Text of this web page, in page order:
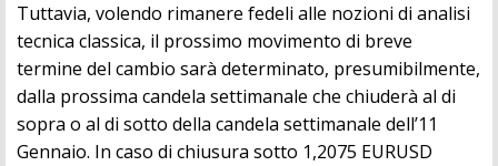
Tuttavia, volendo rimanere fedeli alle nozioni di analisi
tecnica classica, il prossimo movimento di breve
termine del cambio sarà determinato, presumibilmente,
dalla prossima candela settimanale che chiuderà al di
sopra o al di sotto della candela settimanale dell’11
Gennaio. In caso di chiusura sotto 1,2075 EURUSD